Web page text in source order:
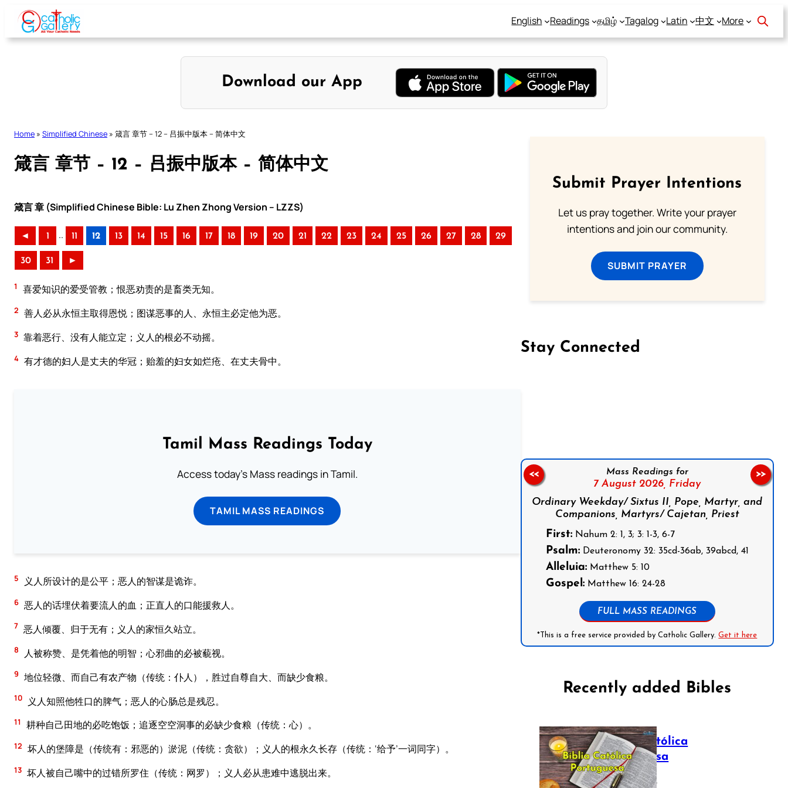
Skip
content
English Readings தமிழ் Tagalog Latin 中文 More
Download our App
Home » Simplified Chinese » 箴言 章节 – 12 – 吕振中版本 – 简体中文
箴言 章节 – 12 – 吕振中版本 – 简体中文
箴言 章 (Simplified Chinese Bible: Lu Zhen Zhong Version – LZZS)
◄ 1 .. 11 12 13 14 15 16 17 18 19 20 21 22 23 24 25 26 27 28 29
30 31 ►
1 喜爱知识的爱受管教；恨恶劝责的是畜类无知。
2 善人必从永恒主取得恩悦；图谋恶事的人、永恒主必定他为恶。
3 靠着恶行、没有人能立定；义人的根必不动摇。
4 有才德的妇人是丈夫的华冠；贻羞的妇女如烂疮、在丈夫骨中。
Tamil Mass Readings Today
Access today's Mass readings in Tamil.
TAMIL MASS READINGS
5 义人所设计的是公平；恶人的智谋是诡诈。
6 恶人的话埋伏着要流人的血；正直人的口能援救人。
7 恶人倾覆、归于无有；义人的家恒久站立。
8 人被称赞、是凭着他的明智；心邪曲的必被藐视。
9 地位轻微、而自己有农产物（传统：仆人），胜过自尊自大、而缺少食粮。
10 义人知照他牲口的脾气；恶人的心肠总是残忍。
11 耕种自己田地的必吃饱饭；追逐空空洞事的必缺少食粮（传统：心）。
12 坏人的堡障是（传统有：邪恶的）淤泥（传统：贪欲）；义人的根永久长存（传统：‘给予’一词同字）。
13 坏人被自己嘴中的过错所罗住（传统：网罗）；义人必从患难中逃脱出来。
Submit Prayer Intentions
Let us pray together. Write your prayer
intentions and join our community.
SUBMIT PRAYER
Stay Connected
Mass Readings for
7 August 2026, Friday
Ordinary Weekday/ Sixtus II, Pope, Martyr, and
Companions, Martyrs/ Cajetan, Priest
First:Nahum 2: 1, 3; 3: 1-3, 6-7
Psalm:Deuteronomy 32: 35cd-36ab, 39abcd, 41
Alleluia:Matthew 5: 10
Gospel:Matthew 16: 24-28
FULL MASS READINGS
*This is a free service provided by Catholic Gallery.Get it here
<< >>
Recently added Bibles
Bíblia Católica
Portuguesa
July 16, 2025